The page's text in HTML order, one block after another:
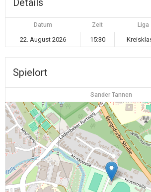
Details
Datum Zeit Liga
22. August 2026 15:30
Spielort
Sander Tannen